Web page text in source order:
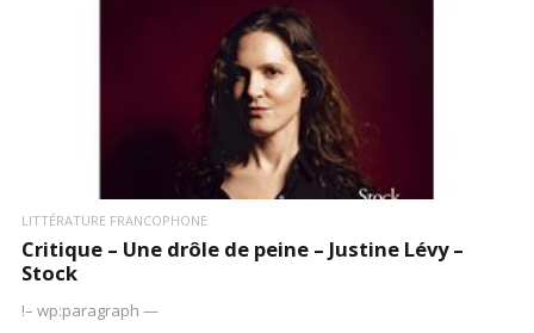
LITTÉRATURE FRANCOPHONE
Critique – Une drôle de peine – Justine Lévy –
Stock
!– wp:paragraph —